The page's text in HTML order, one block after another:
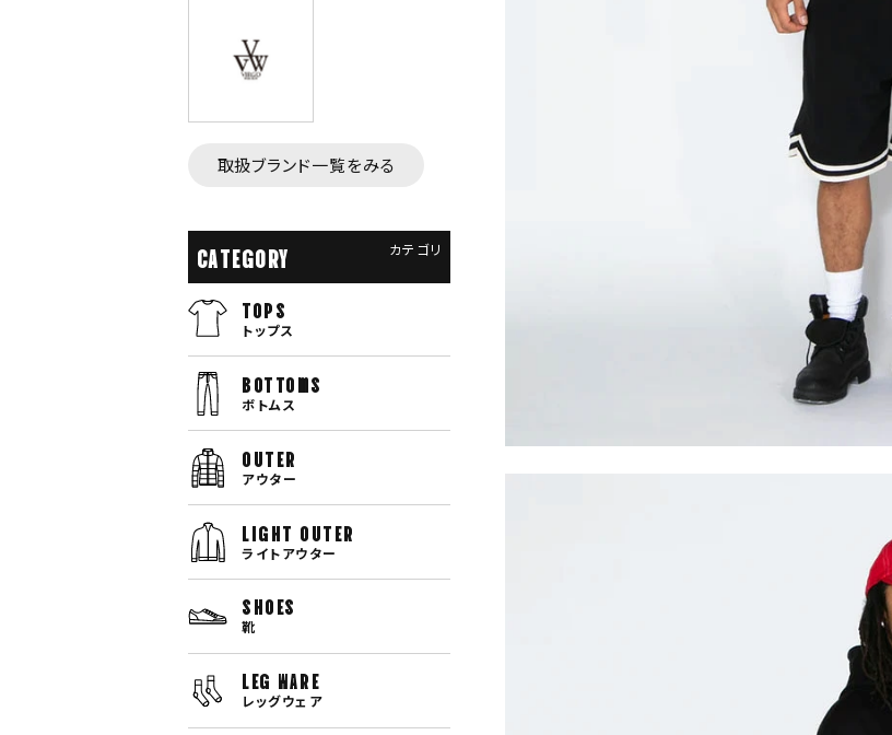
取扱ブランド一覧をみる
CATEGORY カテゴリ
TOPS
トップス
bottoms
ボトムス
OUTER
アウター
LIGHT OUTER
ライトアウター
SHOES
靴
LEG WARE
レッグウェア